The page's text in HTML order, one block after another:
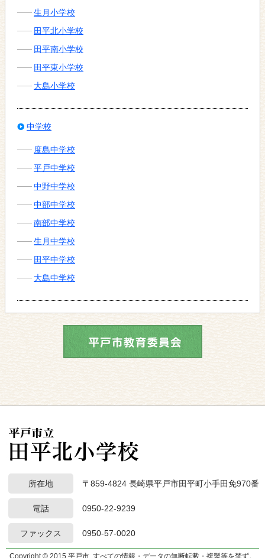
生月小学校
田平北小学校
田平南小学校
田平東小学校
大島小学校
中学校
度島中学校
平戸中学校
中野中学校
中部中学校
南部中学校
生月中学校
田平中学校
大島中学校
所在地 〒859-4824 長崎県平戸市田平町小手田免970番
電話 0950-22-9239
ファックス 0950-57-0020